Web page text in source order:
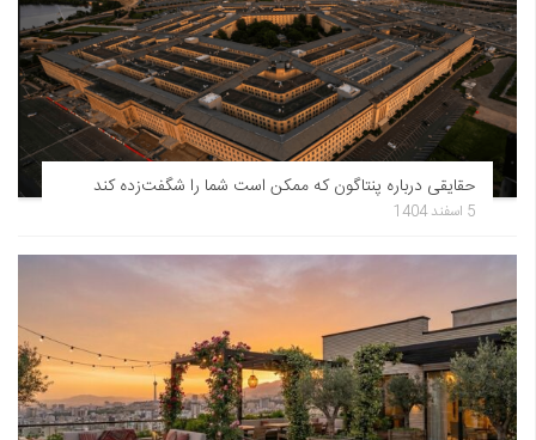
حقایقی درباره پنتاگون که ممکن است شما را شگفت‌زده کند
5 اسفند 1404